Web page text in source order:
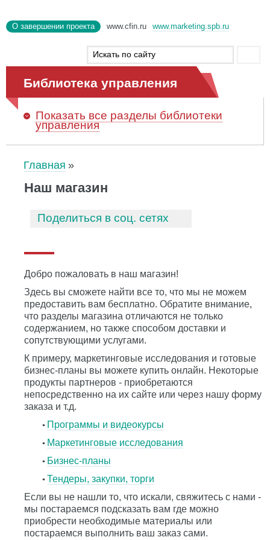
О завершении проекта www.cfin.ru www.marketing.spb.ru
Библиотека управления
Показать все разделы библиотеки
управления
Главная
Наш магазин
Поделиться в соц. сетях
Добро пожаловать в наш магазин!
Здесь вы сможете найти все то, что мы не можем
предоставить вам бесплатно. Обратите внимание,
что разделы магазина отличаются не только
содержанием, но также способом доставки и
сопутствующими услугами.
К примеру, маркетинговые исследования и готовые
бизнес-планы вы можете купить онлайн. Некоторые
продукты партнеров - приобретаются
непосредственно на их сайте или через нашу форму
заказа и т.д.
Программы и видеокурсы
Маркетинговые исследования
Бизнес-планы
Тендеры, закупки, торги
Если вы не нашли то, что искали, свяжитесь с нами -
мы постараемся подсказать вам где можно
приобрести необходимые материалы или
постараемся выполнить ваш заказ сами.